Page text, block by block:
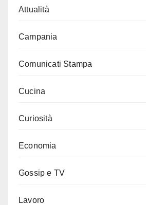
Attualità
Campania
Comunicati Stampa
Cucina
Curiosità
Economia
Gossip e TV
Lavoro